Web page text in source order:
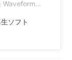
Waveform
ネントの表
法 ボタンの
（mod）の
ソフト